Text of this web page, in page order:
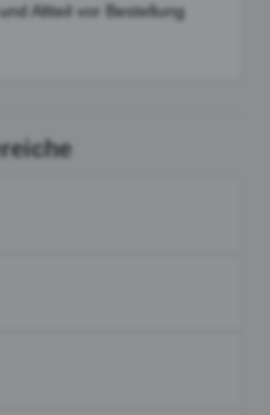
Altteil vor Bestellung